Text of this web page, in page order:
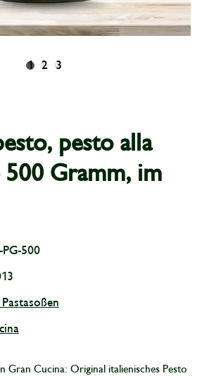
1 2 3
pesto alla
500 Gramm, im
500
Gran Cucina: Original italienisches Pesto